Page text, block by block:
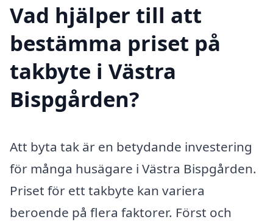
Vad hjälper till att
bestämma priset på
takbyte i Västra
Bispgården?
Att byta tak är en betydande investering
för många husägare i Västra Bispgården.
Priset för ett takbyte kan variera
beroende på flera faktorer. Först och